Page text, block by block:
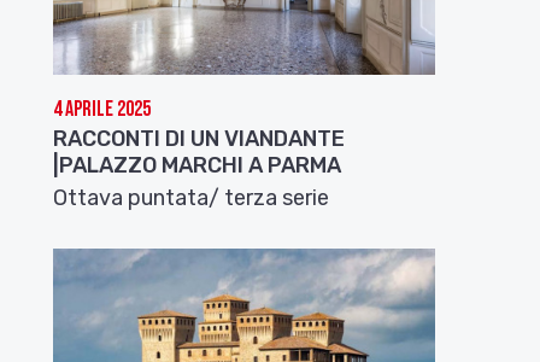
4 Aprile 2025
RACCONTI DI UN VIANDANTE
|PALAZZO MARCHI A PARMA
Ottava puntata/ terza serie